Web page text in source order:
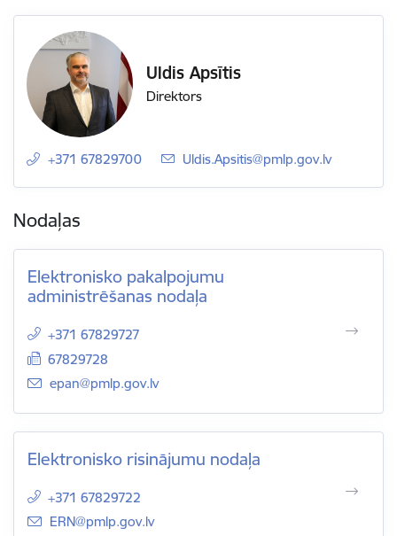
Uldis Apsītis
Direktors
+371 67829700 E-pasts:
Uldis.Apsitis@pmlp.gov.lv
Nodaļas
Elektronisko pakalpojumu
administrēšanas nodaļa
+371 67829727
67829728
E-pasts:
epan@pmlp.gov.lv
Elektronisko risinājumu nodaļa
+371 67829722
E-pasts:
ERN@pmlp.gov.lv